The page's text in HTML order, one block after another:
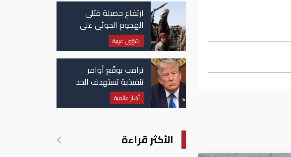
ارتفاع حصيلة قتلى
الهجوم الحوثي على
قتيلًا وعشرات الجرحى
شؤون عربية
ترامب يوقّع أوامر
تنفيذية تستهدف الحد
من منح الجنسية
الأمريكية بالولادة
أخبار عالمية
الأكثر قراءة